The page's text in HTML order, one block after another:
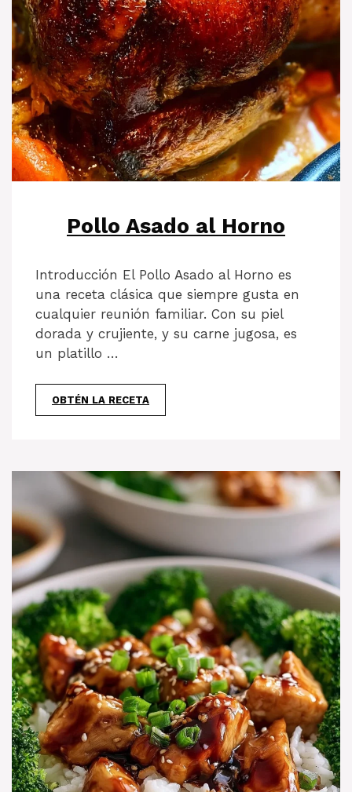
Pollo Asado al Horno
Introducción El Pollo Asado al Horno es
una receta clásica que siempre gusta en
cualquier reunión familiar. Con su piel
dorada y crujiente, y su carne jugosa, es
un platillo …
OBTÉN LA RECETA